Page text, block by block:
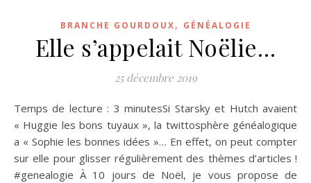
BRANCHE GOURDOUX, GÉNÉALOGIE
Elle s’appelait Noëlie…
25 décembre 2019
Temps de lecture : 3 minutesSi Starsky et Hutch avaient
« Huggie les bons tuyaux », la twittosphère généalogique
a « Sophie les bonnes idées »… En effet, on peut compter
sur elle pour glisser régulièrement des thèmes d’articles !
#genealogie À 10 jours de Noël, je vous propose de